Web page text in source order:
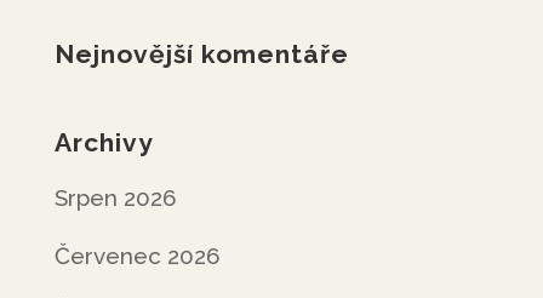
Nejnovější komentáře
Archivy
Srpen 2026
Červenec 2026